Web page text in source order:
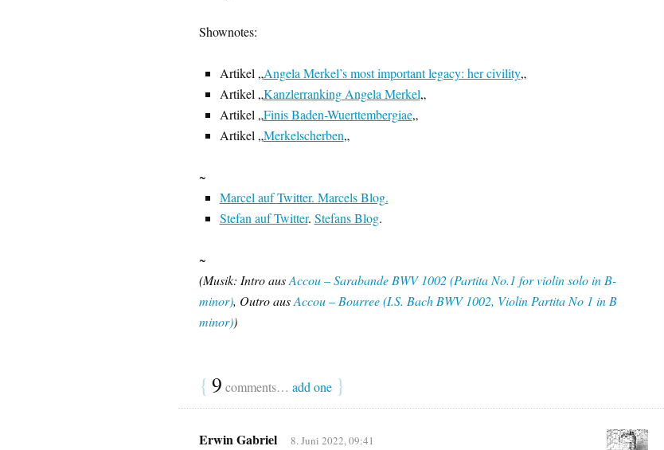
Shownotes:
Artikel „Angela Merkel’s most important legacy: her civility„
Artikel „Kanzlerranking Angela Merkel„
Artikel „Finis Baden-Wuerttembergiae„
Artikel „Merkelscherben„
~
Marcel auf Twitter. Marcels Blog.
Stefan auf Twitter. Stefans Blog.
~
(Musik: Intro ausAccou – Sarabande BWV 1002 (Partita No.1 for violin solo in B-
minor), Outro ausAccou – Bourree (I.S. Bach BWV 1002, Violin Partita No 1 in B
minor))
{ 9 comments… add one }
Erwin Gabriel 8. Juni 2022, 09:41